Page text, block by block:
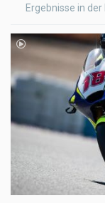
Ergebnisse in